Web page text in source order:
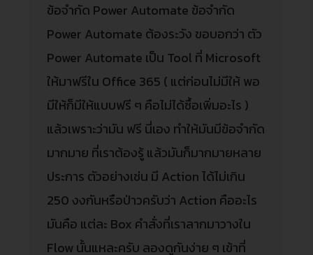
ข้อจำกัด Power Automate ข้อจำกัด
Power Automate ต้องระวัง ขอบอกว่า ตัว
Power Automate เป็น Tool ที่ Microsoft
ให้มาฟรีใน Office 365 ( แต่ก่อนไม่มีให้ พอ
มีให้ก็มีให้แบบฟรี ๆ คือไม่ได้ซื้อเพิ่มอะไร )
แล้วเพราะว่ามัน ฟรี นี่เอง ทำให้มันมีข้อจำกัด
มากมาย ที่เราต้องรู้ แล้วมันก็มากมายหลาย
ประการ ตัวอย่างเช่น มี Action ได้ไม่เกิน
250 งงกันหรือป่าวครับว่า Action คืออะไร
มันคือ แต่ละ Box คำสั่งที่เราลากมาวางใน
Flow นั้นแหละครับ ลองดูกันง่าย ๆ เข้าที่